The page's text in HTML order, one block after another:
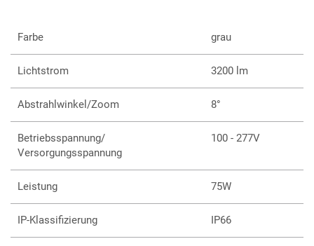
Jeweils erhältlich in den Gehäusefarben Grau und
Farbe grau
Lichtstrom 3200 lm
Abstrahlwinkel/Zoom 8°
Betriebsspannung/
Versorgungsspannung
100 - 277V
Leistung 75W
IP-Klassifizierung IP66